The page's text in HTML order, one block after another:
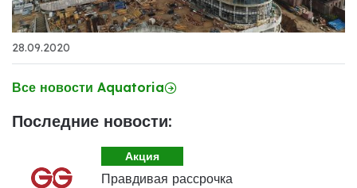
28.09.2020
Все новости Aquatoria
Последние новости:
Акция
Правдивая рассрочка